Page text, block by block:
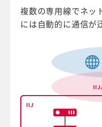
複数の専用線でネッ
には自動的に通信が